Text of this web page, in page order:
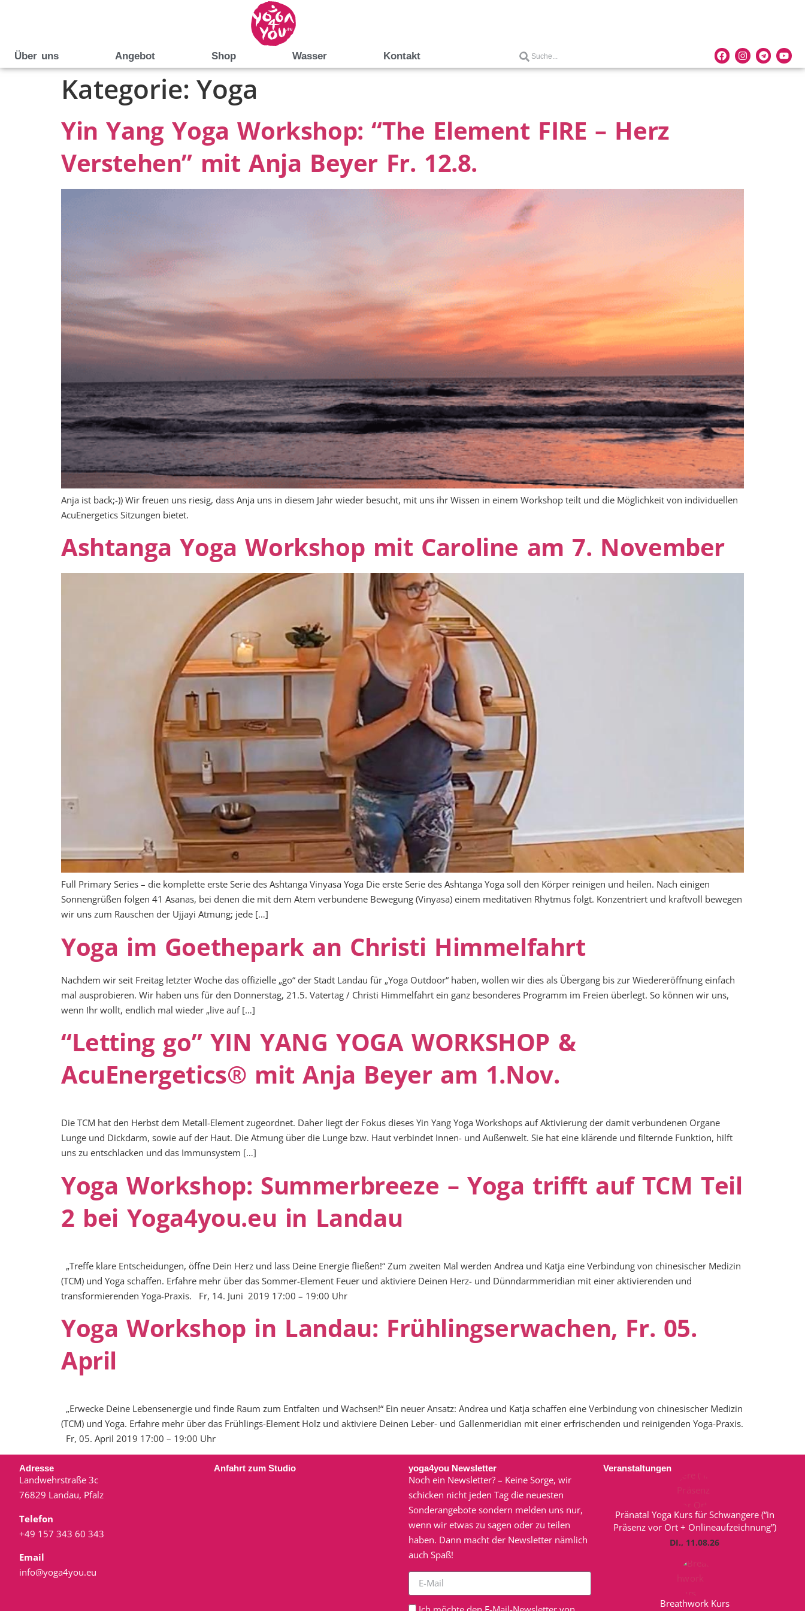
Über uns Angebot Shop Wasser Kontakt
Kategorie: Yoga
Yin Yang Yoga Workshop: “The Element FIRE – Herz
Verstehen” mit Anja Beyer Fr. 12.8.
Anja ist back;-)) Wir freuen uns riesig, dass Anja uns in diesem Jahr wieder besucht, mit uns ihr Wissen in einem Workshop teilt und die Möglichkeit von individuellen
AcuEnergetics Sitzungen bietet.
Ashtanga Yoga Workshop mit Caroline am 7. November
Full Primary Series – die komplette erste Serie des Ashtanga Vinyasa Yoga Die erste Serie des Ashtanga Yoga soll den Körper reinigen und heilen. Nach einigen
Sonnengrüßen folgen 41 Asanas, bei denen die mit dem Atem verbundene Bewegung (Vinyasa) einem meditativen Rhytmus folgt. Konzentriert und kraftvoll bewegen
wir uns zum Rauschen der Ujjayi Atmung; jede […]
Yoga im Goethepark an Christi Himmelfahrt
Nachdem wir seit Freitag letzter Woche das offizielle „go“ der Stadt Landau für „Yoga Outdoor“ haben, wollen wir dies als Übergang bis zur Wiedereröffnung einfach
mal ausprobieren. Wir haben uns für den Donnerstag, 21.5. Vatertag / Christi Himmelfahrt ein ganz besonderes Programm im Freien überlegt. So können wir uns,
wenn Ihr wollt, endlich mal wieder „live auf […]
“Letting go” YIN YANG YOGA WORKSHOP &
AcuEnergetics® mit Anja Beyer am 1.Nov.
Die TCM hat den Herbst dem Metall-Element zugeordnet. Daher liegt der Fokus dieses Yin Yang Yoga Workshops auf Aktivierung der damit verbundenen Organe
Lunge und Dickdarm, sowie auf der Haut. Die Atmung über die Lunge bzw. Haut verbindet Innen- und Außenwelt. Sie hat eine klärende und filternde Funktion, hilft
uns zu entschlacken und das Immunsystem […]
Yoga Workshop: Summerbreeze – Yoga trifft auf TCM Teil
2 bei Yoga4you.eu in Landau
„Treffe klare Entscheidungen, öffne Dein Herz und lass Deine Energie fließen!“ Zum zweiten Mal werden Andrea und Katja eine Verbindung von chinesischer Medizin
(TCM) und Yoga schaffen. Erfahre mehr über das Sommer-Element Feuer und aktiviere Deinen Herz- und Dünndarmmeridian mit einer aktivierenden und
transformierenden Yoga-Praxis. Fr, 14. Juni 2019 17:00 – 19:00 Uhr
Yoga Workshop in Landau: Frühlingserwachen, Fr. 05.
April
„Erwecke Deine Lebensenergie und finde Raum zum Entfalten und Wachsen!“ Ein neuer Ansatz: Andrea und Katja schaffen eine Verbindung von chinesischer Medizin
(TCM) und Yoga. Erfahre mehr über das Frühlings-Element Holz und aktiviere Deinen Leber- und Gallenmeridian mit einer erfrischenden und reinigenden Yoga-Praxis.
Fr, 05. April 2019 17:00 – 19:00 Uhr
Adresse
Landwehrstraße 3c
76829 Landau, Pfalz
Telefon
+49 157 343 60 343
Email
info@yoga4you.eu
Anfahrt zum Studio yoga4you Newsletter
Noch ein Newsletter? – Keine Sorge, wir
schicken nicht jeden Tag die neuesten
Sonderangebote sondern melden uns nur,
wenn wir etwas zu sagen oder zu teilen
haben. Dann macht der Newsletter nämlich
auch Spaß!
Veranstaltungen
Pränatal Yoga Kurs für Schwangere (“in
Präsenz vor Ort + Onlineaufzeichnung”)
DI., 11.08.26
Breathwork Kurs